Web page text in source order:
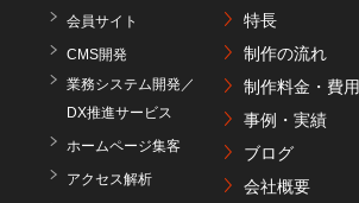
会員サイト
CMS開発
業務システム開発／
DX推進サービス
ホームページ集客
アクセス解析
特長
制作の流れ
制作料金・費用
事例・実績
ブログ
会社概要